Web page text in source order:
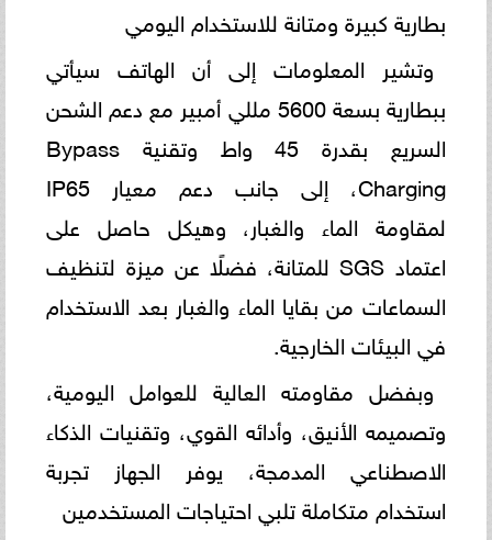
بطارية كبيرة ومتانة للاستخدام اليومي
وتشير المعلومات إلى أن الهاتف سيأتي
ببطارية بسعة 5600 مللي أمبير مع دعم الشحن
السريع بقدرة 45 واط وتقنية Bypass
Charging، إلى جانب دعم معيار IP65
لمقاومة الماء والغبار، وهيكل حاصل على
اعتماد SGS للمتانة، فضلًا عن ميزة لتنظيف
السماعات من بقايا الماء والغبار بعد الاستخدام
في البيئات الخارجية.
وبفضل مقاومته العالية للعوامل اليومية،
وتصميمه الأنيق، وأدائه القوي، وتقنيات الذكاء
الاصطناعي المدمجة، يوفر الجهاز تجربة
استخدام متكاملة تلبي احتياجات المستخدمين